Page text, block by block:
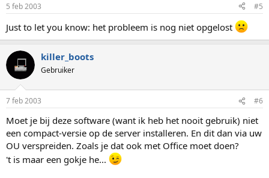
5 feb 2003 #5
Just to let you know: het probleem is nog niet opgelost
killer_boots
Gebruiker
7 feb 2003 #6
Moet je bij deze software (want ik heb het nooit gebruik) niet
een compact-versie op de server installeren. En dit dan via uw
OU verspreiden. Zoals je dat ook met Office moet doen?
't is maar een gokje he...